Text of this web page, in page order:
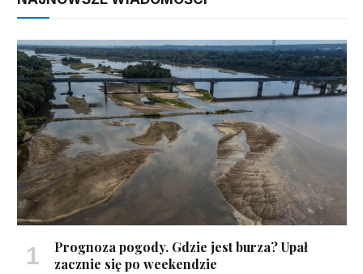
Prognoza pogody. Gdzie jest burza? Upał
zacznie się po weekendzie